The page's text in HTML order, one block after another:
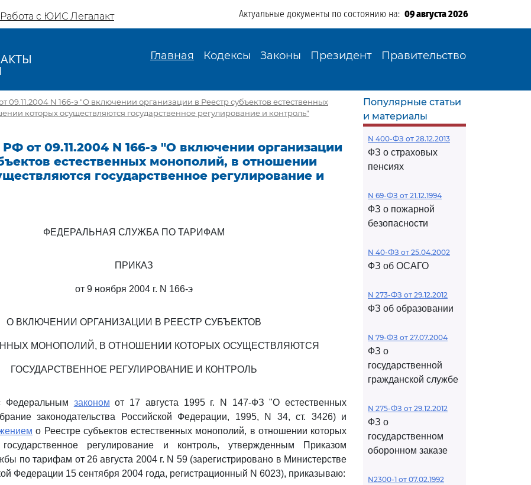
Работа с ЮИС Легалакт Актуальные документы по состоянию на: 09 августа 2026
Главная Кодексы Законы Президент Правительство
09.11.2004 N 166-э "О включении организации в Реестр субъектов естественных
которых осуществляются государственное регулирование и контроль"
от 09.11.2004 N 166-э "О включении организации
естественных монополий, в отношении
государственное регулирование и
ФЕДЕРАЛЬНАЯ СЛУЖБА ПО ТАРИФАМ
ПРИКАЗ
от 9 ноября 2004 г. N 166-э
О ВКЛЮЧЕНИИ ОРГАНИЗАЦИИ В РЕЕСТР СУБЪЕКТОВ
МОНОПОЛИЙ, В ОТНОШЕНИИ КОТОРЫХ ОСУЩЕСТВЛЯЮТСЯ
ГОСУДАРСТВЕННОЕ РЕГУЛИРОВАНИЕ И КОНТРОЛЬ
Федеральным законом от 17 августа 1995 г. N 147-ФЗ "О естественных
законодательства Российской Федерации, 1995, N 34, ст. 3426) и
о Реестре субъектов естественных монополий, в отношении которых
государственное регулирование и контроль, утвержденным Приказом
по тарифам от 26 августа 2004 г. N 59 (зарегистрировано в Министерстве
Федерации 15 сентября 2004 года, регистрационный N 6023), приказываю:
Популярные статьи
и материалы
N 400-ФЗ от 28.12.2013
ФЗ о страховых
пенсиях
N 69-ФЗ от 21.12.1994
ФЗ о пожарной
безопасности
N 40-ФЗ от 25.04.2002
ФЗ об ОСАГО
N 273-ФЗ от 29.12.2012
ФЗ об образовании
N 79-ФЗ от 27.07.2004
ФЗ о
государственной
гражданской службе
N 275-ФЗ от 29.12.2012
ФЗ о
государственном
оборонном заказе
N2300-1 от 07.02.1992